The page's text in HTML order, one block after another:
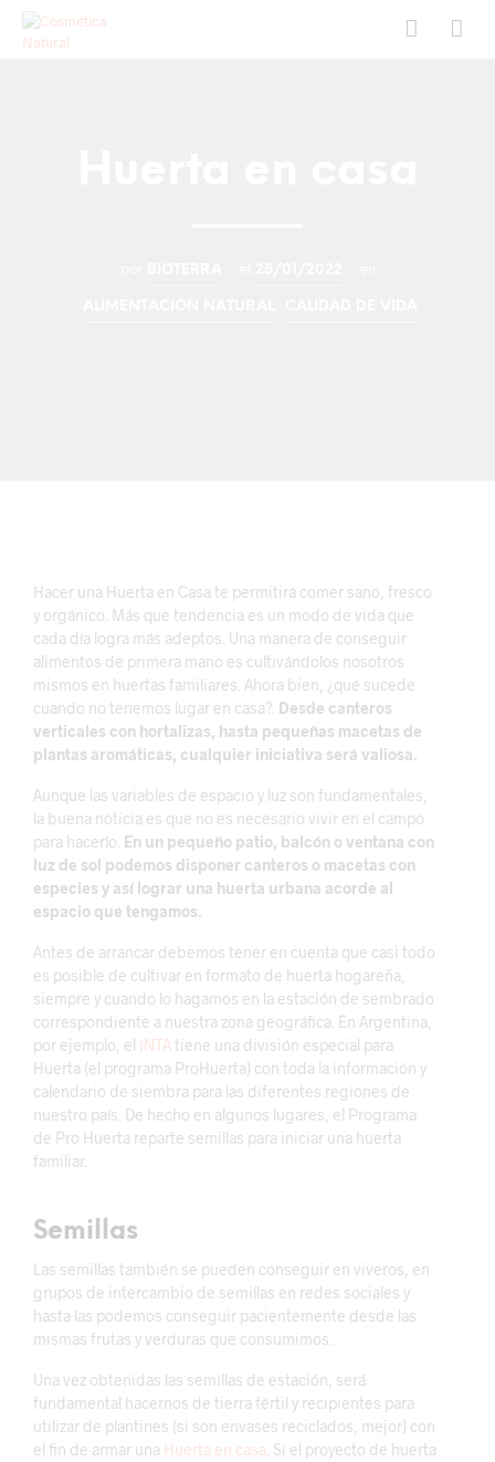
Hacer una Huerta en Casa te permitirá comer sano, fresco
y orgánico. Más que tendencia es un modo de vida que
cada día logra más adeptos. Una manera de conseguir
alimentos de primera mano es cultivándolos nosotros
mismos en huertas familiares. Ahora bien, ¿qué sucede
cuando no tenemos lugar en casa?. Desde canteros
verticales con hortalizas, hasta pequeñas macetas de
plantas aromáticas, cualquier iniciativa será valiosa.
Aunque las variables de espacio y luz son fundamentales,
la buena noticia es que no es necesario vivir en el campo
para hacerlo. En un pequeño patio, balcón o ventana con
luz de sol podemos disponer canteros o macetas con
especies y así lograr una huerta urbana acorde al
espacio que tengamos.
Antes de arrancar debemos tener en cuenta que casi todo
es posible de cultivar en formato de huerta hogareña,
siempre y cuando lo hagamos en la estación de sembrado
correspondiente a nuestra zona geográfica. En Argentina,
por ejemplo, el INTAtiene una división especial para
Huerta (el programa ProHuerta) con toda la información y
calendario de siembra para las diferentes regiones de
nuestro país. De hecho en algunos lugares, el Programa
de Pro Huerta reparte semillas para iniciar una huerta
familiar.
Semillas
Las semillas también se pueden conseguir en viveros, en
grupos de intercambio de semillas en redes sociales y
hasta las podemos conseguir pacientemente desde las
mismas frutas y verduras que consumimos.
Una vez obtenidas las semillas de estación, será
fundamental hacernos de tierra fértil y recipientes para
utilizar de plantines (si son envases reciclados, mejor) con
el fin de armar una Huerta en casa . Si el proyecto de huerta